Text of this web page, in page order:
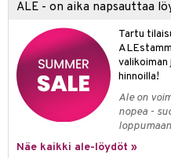
ALE - on aika napsauttaa
Tartu
hinnoilla!
Ale on
nopea -
Näe kaikki ale-löydöt »
& Korit
Art
& Hyllyt
& Koukut
tekstiilit
tekstiilit
hyönteissuoja
ruokinta
& Lyhdyt
& vastauksia